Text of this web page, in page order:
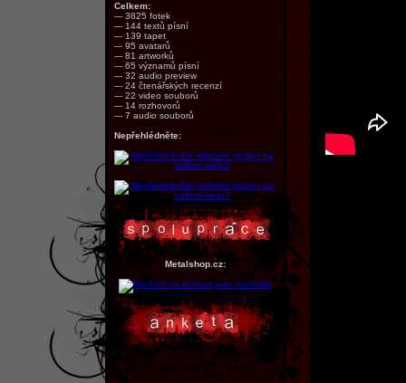
Celkem:
--- 3825 fotek
--- 144 textů písní
--- 139 tapet
--- 95 avatarů
--- 81 artworků
--- 65 významů písní
--- 32 audio preview
--- 24 čtenářských recenzí
--- 22 video souborů
--- 14 rozhovorů
--- 7 audio souborů
Nepřehlédněte:
Metalshop.cz: